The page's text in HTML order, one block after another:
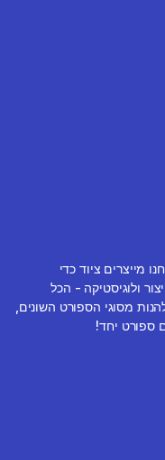
מייצרים ציוד כדי
ולוגיסטיקה - הכל
מסוגי הספורט השונים,